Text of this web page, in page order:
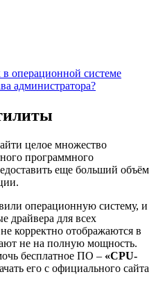
в операционной системе
администратора?
целое множество
программного
еще больший объём
операционную систему, и
драйвера для всех
корректно отображаются в
не на полную мощность.
бесплатное ПО – «CPU-
его с официального сайта